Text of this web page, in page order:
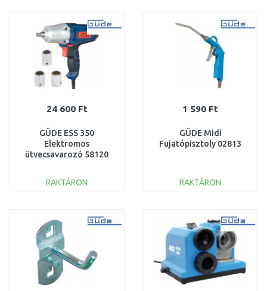
Összehasonlítás Összehasonlítás
24 600 Ft
GÜDE ESS 350
Elektromos
ütvecsavarozó 58120
RAKTÁRON
Összehasonlítás
1 590 Ft
GÜDE Midi
Fujatópisztoly 02813
RAKTÁRON
Összehasonlítás